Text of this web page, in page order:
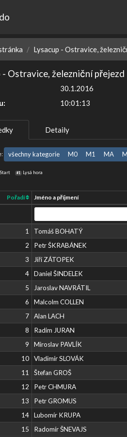
Lysacup - Ostravice,
- Ostravice, železniční přejezd
30.1.2016
10:01:13
Detaily
všechny kategorie M0 M1 MA
#1 Lysá hora
Pořadí Jméno a příjmení
1 Tomáš BOHATÝ
2
Petr ŠKRABÁNEK
3
Jiří ZÁTOPEK
4
Daniel ŠINDELEK
5
Jaroslav NAVRÁTIL
6
Malcolm COLLEN
7
Alan LACH
8
Radim JURAN
9
Miroslav PAVLÍK
10
Vladimír SLOVÁK
11
Štefan GROŠ
12
Petr CHMURA
13
Petr GROMUS
14
Lubomír KRUPA
15
Radomír ŠNEVAJS